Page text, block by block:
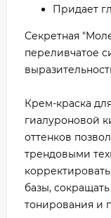
Придает
Секретная
переливчатое
Крем-краска
гиалуроновой
оттенков
трендовыми
базы,
тонирования и